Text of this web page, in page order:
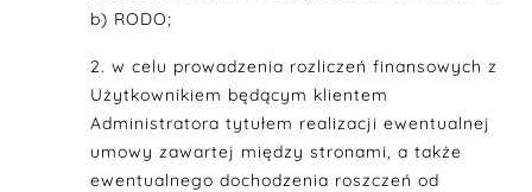
b) RODO;
w celu prowadzenia rozliczeń finansowych z
Użytkownikiem będącym klientem
Administratora tytułem realizacji ewentualnej
umowy zawartej między stronami, a także
ewentualnego dochodzenia roszczeń od